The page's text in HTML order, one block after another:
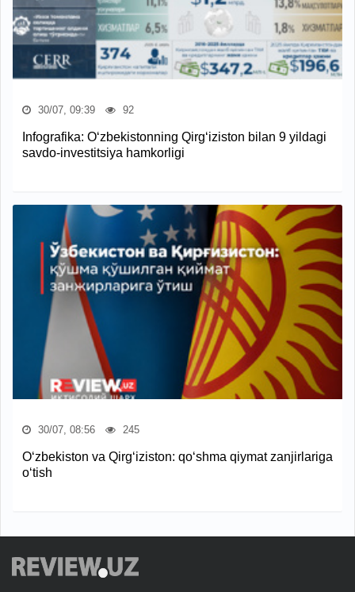
30/07, 09:39 92
Infografika: O‘zbekistonning Qirg‘iziston bilan 9 yildagi
savdo-investitsiya hamkorligi
30/07, 08:56 245
O‘zbekiston va Qirg‘iziston: qo‘shma qiymat zanjirlariga
o‘tish